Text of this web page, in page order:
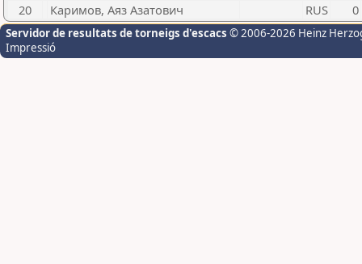
20
Каримов, Аяз Азатович RUS 0
Servidor de resultats de torneigs d'escacs © 2006-2026 Heinz
Impressió